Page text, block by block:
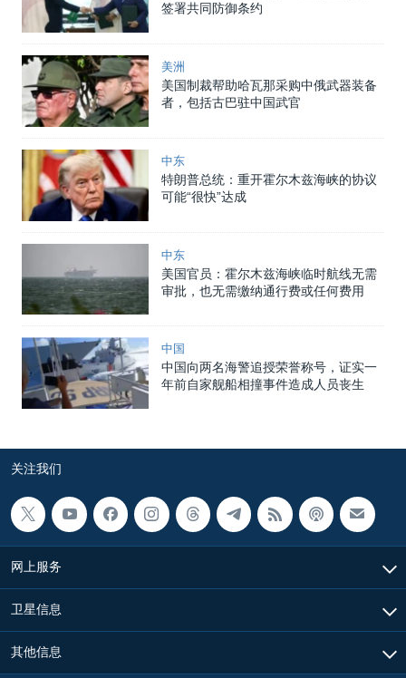
签署共同防御条约
美洲
美国制裁帮助哈瓦那采购中俄武器装备
者，包括古巴驻中国武官
中东
特朗普总统：重开霍尔木兹海峡的协议
可能“很快”达成
中东
美国官员：霍尔木兹海峡临时航线无需
审批，也无需缴纳通行费或任何费用
中国
中国向两名海警追授荣誉称号，证实一
年前自家舰船相撞事件造成人员丧生
关注我们
网上服务
卫星信息
其他信息